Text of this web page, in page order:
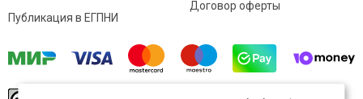
Публикация в ЕГПНИ
Договор оферты